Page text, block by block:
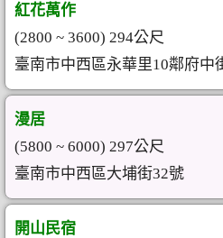
紅花萬作
(2800 ~ 3600) 294公尺
臺南市中西區永華里10鄰府中
漫居
(5800 ~ 6000) 297公尺
臺南市中西區大埔街32號
開山民宿